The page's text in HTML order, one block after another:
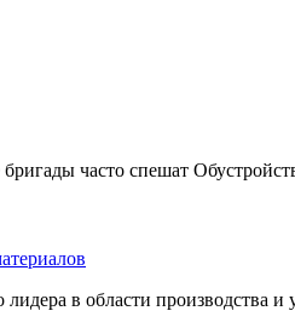
часто спешат
в области